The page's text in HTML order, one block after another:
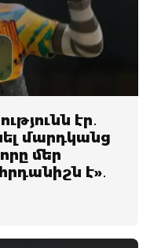
էր․
մարդկանց
մեր
է»․